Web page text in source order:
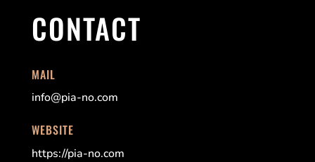
CONTACT
MAIL
info@pia-no.com
WEBSITE
https://pia-no.com